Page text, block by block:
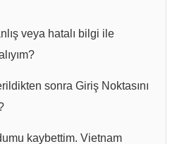
veya hatalı bilgi ile
sonra Giriş Noktasını
kaybettim. Vietnam